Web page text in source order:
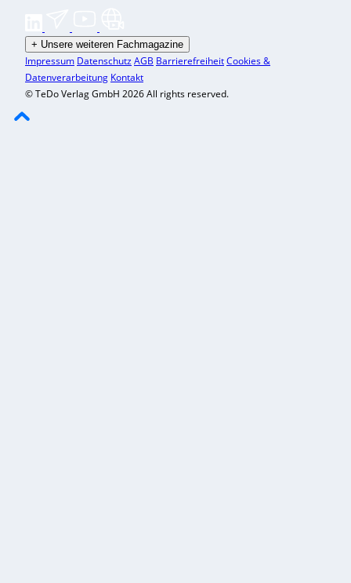
+ Unsere weiteren Fachmagazine
Impressum DatenschutzAGB BarrierefreiheitCookies &
Datenverarbeitung Kontakt
© TeDo Verlag GmbH 2026 All rights reserved.